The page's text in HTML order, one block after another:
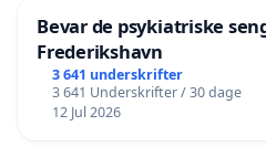
Bevar de psykiatriske
Frederikshavn
3 641 underskrifter
3 641 Underskrifter / 30 dage
12 Jul 2026